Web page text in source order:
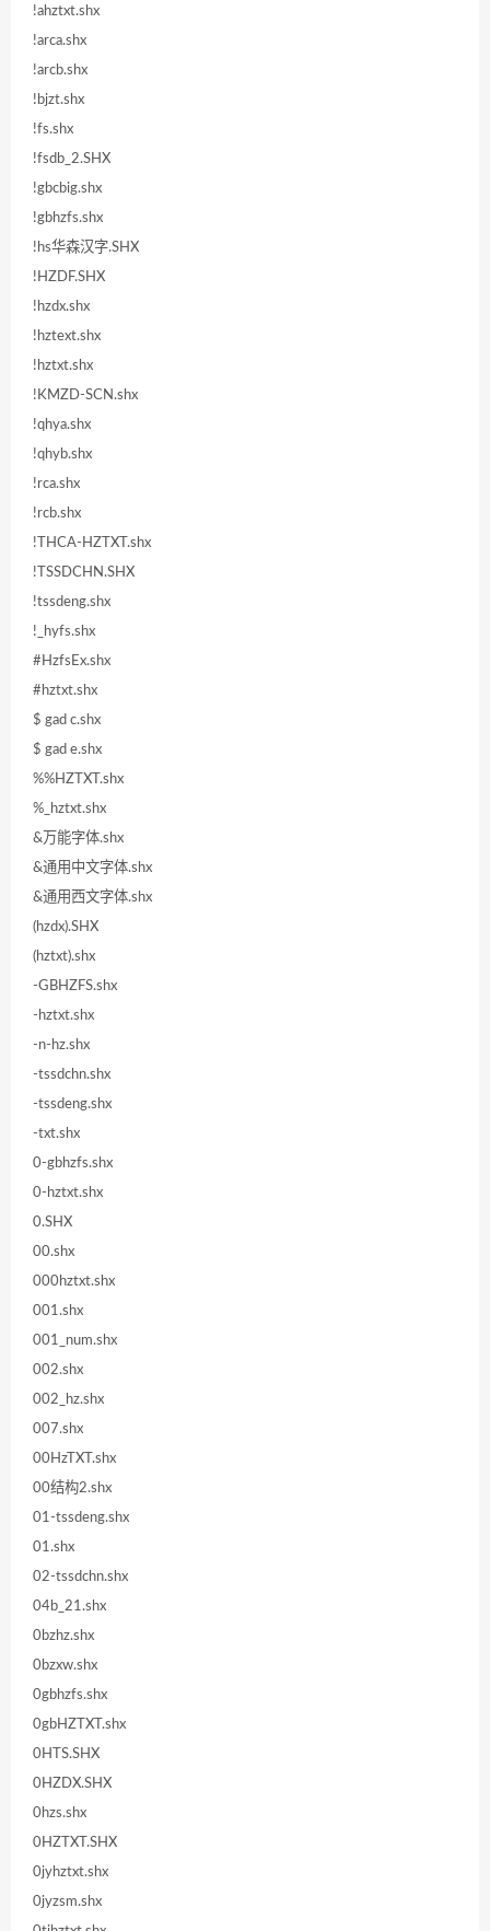
!ahztxt.shx
!arca.shx
!arcb.shx
!bjzt.shx
!fs.shx
!fsdb_2.SHX
!gbcbig.shx
!gbhzfs.shx
!hs华森汉字.SHX
!HZDF.SHX
!hzdx.shx
!hztext.shx
!hztxt.shx
!KMZD-SCN.shx
!qhya.shx
!qhyb.shx
!rca.shx
!rcb.shx
!THCA-HZTXT.shx
!TSSDCHN.SHX
!tssdeng.shx
!_hyfs.shx
#HzfsEx.shx
#hztxt.shx
$ gad c.shx
$ gad e.shx
%%HZTXT.shx
%_hztxt.shx
&万能字体.shx
&通用中文字体.shx
&通用西文字体.shx
(hzdx).SHX
(hztxt).shx
-GBHZFS.shx
-hztxt.shx
-n-hz.shx
-tssdchn.shx
-tssdeng.shx
-txt.shx
0-gbhzfs.shx
0-hztxt.shx
0.SHX
00.shx
000hztxt.shx
001.shx
001_num.shx
002.shx
002_hz.shx
007.shx
00HzTXT.shx
00结构2.shx
01-tssdeng.shx
01.shx
02-tssdchn.shx
04b_21.shx
0bzhz.shx
0bzxw.shx
0gbhzfs.shx
0gbHZTXT.shx
0HTS.SHX
0HZDX.SHX
0hzs.shx
0HZTXT.SHX
0jyhztxt.shx
0jyzsm.shx